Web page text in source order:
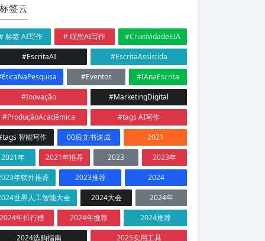
标签云
标签 AI写作 # 联想AI写作
#CriatividadeEIA
#EscritaAI
#EscritaAssistida
#Eventos
#IAnaEscrita
#Inovação
#MarketingDigital
#ProduçãoAcadêmica
#tags AI写作
智能写作
00后文书速成
2021
2021年
2021年推荐 2023
2023年
年软件推荐
2023推荐
2024
世界人工智能大会
2024大会
2024年
2024年排行榜
2024年推荐
2024推荐
2024选购指南
2025实用工具